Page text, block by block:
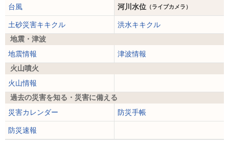
台風
河川水位 （ライブカメラ）
土砂災害キキクル
洪水キキクル
地震・津波
地震情報
津波情報
火山噴火
火山情報
過去の災害を知る・災害に備える
災害カレンダー
防災手帳
防災速報